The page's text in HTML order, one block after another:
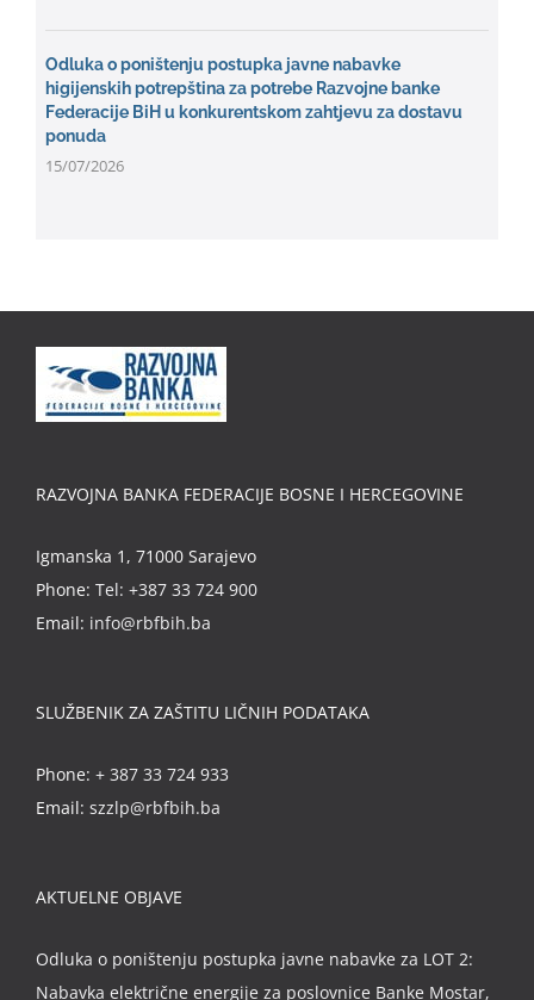
Odluka o poništenju postupka javne nabavke
higijenskih potrepština za potrebe Razvojne banke
Federacije BiH u konkurentskom zahtjevu za dostavu
ponuda
15/07/2026
RAZVOJNA BANKA FEDERACIJE BOSNE I HERCEGOVINE
Igmanska 1, 71000 Sarajevo
Phone: Tel: +387 33 724 900
Email: info@rbfbih.ba
SLUŽBENIK ZA ZAŠTITU LIČNIH PODATAKA
Phone: + 387 33 724 933
Email: szzlp@rbfbih.ba
AKTUELNE OBJAVE
Odluka o poništenju postupka javne nabavke za LOT 2:
Nabavka električne energije za poslovnice Banke Mostar,